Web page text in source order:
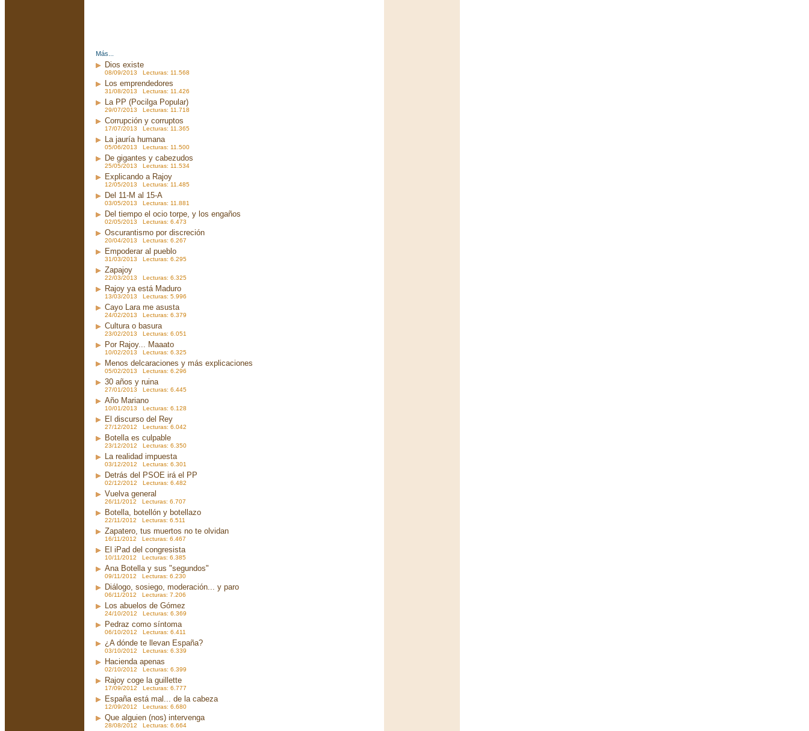
Más...
Dios existe
08/09/2013 Lecturas: 11.568
Los emprendedores
31/08/2013 Lecturas: 11.426
La PP (Pocilga Popular)
29/07/2013 Lecturas: 11.718
Corrupción y corruptos
17/07/2013 Lecturas: 11.365
La jauría humana
05/06/2013 Lecturas: 11.500
De gigantes y cabezudos
25/05/2013 Lecturas: 11.534
Explicando a Rajoy
12/05/2013 Lecturas: 11.485
Del 11-M al 15-A
03/05/2013 Lecturas: 11.881
Del tiempo el ocio torpe, y los engaños
02/05/2013 Lecturas: 6.473
Oscurantismo por discreción
20/04/2013 Lecturas: 6.267
Empoderar al pueblo
31/03/2013 Lecturas: 6.295
Zapajoy
22/03/2013 Lecturas: 6.325
Rajoy ya está Maduro
13/03/2013 Lecturas: 5.996
Cayo Lara me asusta
24/02/2013 Lecturas: 6.379
Cultura o basura
23/02/2013 Lecturas: 6.051
Por Rajoy... Maaato
10/02/2013 Lecturas: 6.325
Menos delcaraciones y más explicaciones
05/02/2013 Lecturas: 6.296
30 años y ruina
27/01/2013 Lecturas: 6.445
Año Mariano
10/01/2013 Lecturas: 6.128
El discurso del Rey
27/12/2012 Lecturas: 6.042
Botella es culpable
23/12/2012 Lecturas: 6.350
La realidad impuesta
03/12/2012 Lecturas: 6.301
Detrás del PSOE irá el PP
02/12/2012 Lecturas: 6.482
Vuelva general
26/11/2012 Lecturas: 6.707
Botella, botellón y botellazo
22/11/2012 Lecturas: 6.511
Zapatero, tus muertos no te olvidan
16/11/2012 Lecturas: 6.467
El iPad del congresista
10/11/2012 Lecturas: 6.385
Ana Botella y sus "segundos"
09/11/2012 Lecturas: 6.230
Diálogo, sosiego, moderación... y paro
06/11/2012 Lecturas: 7.206
Los abuelos de Gómez
24/10/2012 Lecturas: 6.369
Pedraz como síntoma
06/10/2012 Lecturas: 6.411
¿A dónde te llevan España?
03/10/2012 Lecturas: 6.339
Hacienda apenas
02/10/2012 Lecturas: 6.399
Rajoy coge la guillette
17/09/2012 Lecturas: 6.777
España está mal... de la cabeza
12/09/2012 Lecturas: 6.680
Que alguien (nos) intervenga
28/08/2012 Lecturas: 6.664